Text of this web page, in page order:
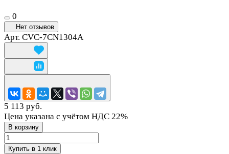
0
Нет отзывов
Арт. CVC-7CN1304A
5 113 руб.
Цена указана с учётом НДС 22%
В корзину
Купить в 1 клик